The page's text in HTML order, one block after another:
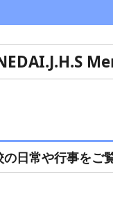
日常や行事をご